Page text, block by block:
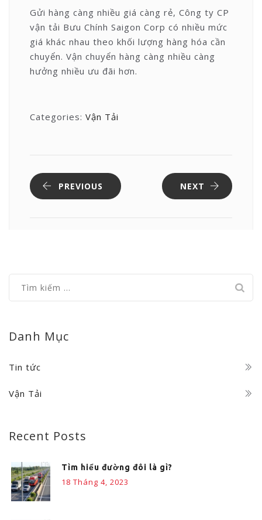
Gửi hàng càng nhiều giá càng rẻ, Công ty CP
vận tải Bưu Chính Saigon Corp có nhiều mức
giá khác nhau theo khối lượng hàng hóa cần
chuyển. Vận chuyển hàng càng nhiều càng
hưởng nhiều ưu đãi hơn.
Categories: Vận Tải
PREVIOUS NEXT
Danh Mục
Tin tức
Vận Tải
Recent Posts
Tìm hiểu đường đôi là gì?
18 Tháng 4, 2023